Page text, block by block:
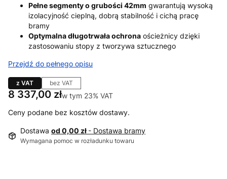
Pełne segmenty o grubości 42mm gwarantują wysoką
izolacyjność cieplną, dobrą stabilność i cichą pracę
bramy
Optymalna długotrwała ochrona ościeżnicy dzięki
zastosowaniu stopy z tworzywa sztucznego
Przejdź do pełnego opisu
z VAT bez VAT
Cena
8 337,00 złw tym 23% VAT
w tym 23% VAT
Ceny podane bez kosztów dostawy.
Dostawa od 0,00 zł - Dostawa bramy
Wymagana pomoc w rozładunku towaru